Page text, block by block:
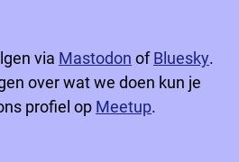
via Mastodon ofBluesky.
over wat we doen kun je
profiel op Meetup.